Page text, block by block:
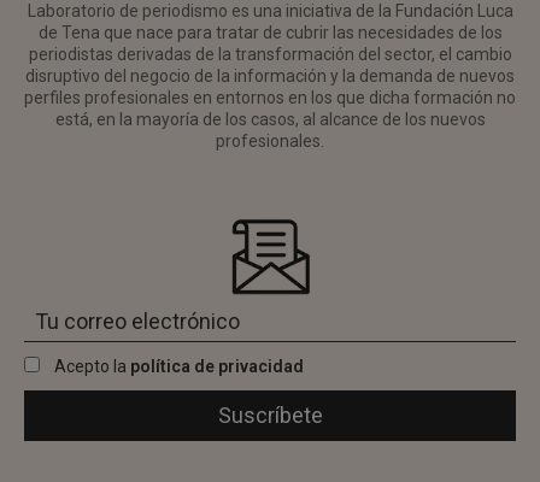
Laboratorio de periodismo es una iniciativa de la Fundación Luca
de Tena que nace para tratar de cubrir las necesidades de los
periodistas derivadas de la transformación del sector, el cambio
disruptivo del negocio de la información y la demanda de nuevos
perfiles profesionales en entornos en los que dicha formación no
está, en la mayoría de los casos, al alcance de los nuevos
profesionales.
Acepto la política de privacidad